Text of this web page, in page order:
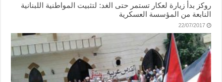
روكز بدأ زيارة لعكار تستمر حتى الغد: لتثبيت المواطنية اللبنانية
النابعة من المؤسسة العسكرية
22/07/2017